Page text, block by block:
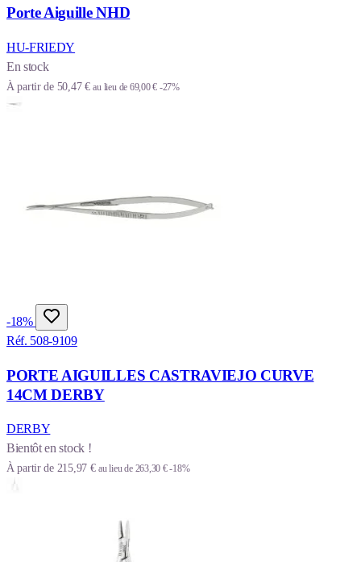
Porte Aiguille NHD
HU-FRIEDY
En stock
À partir de 50,47 € au lieu de 69,00 € -27%
-18%
Réf. 508-9109
PORTE AIGUILLES CASTRAVIEJO CURVE
14CM DERBY
DERBY
Bientôt en stock !
À partir de 215,97 € au lieu de 263,30 €-18%